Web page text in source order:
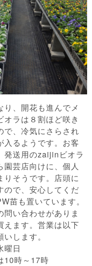
、開花も進んでメ
ラは８割ほど咲き
で、冷気にさらされ
入るようです。お客
発送用のzaijinビオラ
園芸店向けに、個人
りそうです。店頭に
ので、安心してくだ
苗も置いています。
い合わせがありま
えます。営業は以下
します。
17時